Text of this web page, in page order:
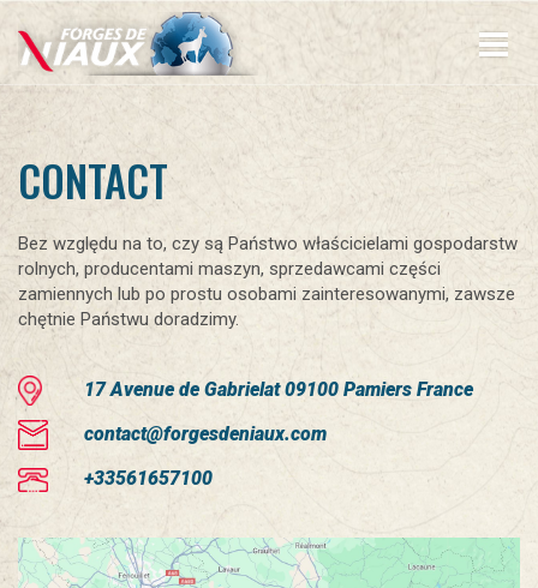
Przejdź
do
treści
CONTACT
Bez względu na to, czy są Państwo właścicielami gospodarstw
rolnych, producentami maszyn, sprzedawcami części
zamiennych lub po prostu osobami zainteresowanymi, zawsze
chętnie Państwu doradzimy.
17 Avenue de Gabrielat 09100 Pamiers France
contact@forgesdeniaux.com
+33561657100